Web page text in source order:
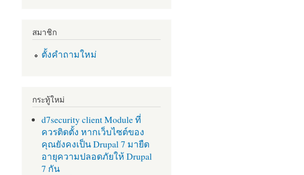
สมาชิก
ตั้งคำถามใหม่
กระทู้ใหม่
d7security client Module ที่
ควรติดตั้ง หากเว็บไซต์ของ
คุณยังคงเป็น Drupal 7 มายืด
อายุความปลอดภัยให้ Drupal
7 กัน